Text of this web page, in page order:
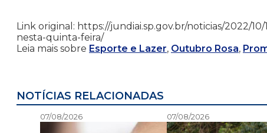
Link original: https://jundiai.sp.gov.br/noticias/2022/
nesta-quinta-feira/
Leia mais sobre Esporte e Lazer, Outubro Rosa,
NOTÍCIAS RELACIONADAS
07/08/2026 07/08/2026